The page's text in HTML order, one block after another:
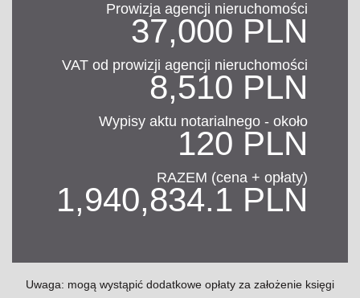
Prowizja agencji nieruchomości
37,000 PLN
VAT od prowizji agencji nieruchomości
8,510 PLN
Wypisy aktu notarialnego - około
120 PLN
RAZEM (cena + opłaty)
1,940,834.1 PLN
Uwaga: mogą wystąpić dodatkowe opłaty za założenie księgi